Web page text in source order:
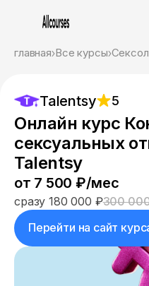
главная Все курсы
Talentsy 5
Онлайн курс
сексуальных
Talentsy
от 7 500 ₽/мес
сразу 180 000 ₽300
Перейти на сайт
Привет! Я Ваш
курсы, которые
целям.
Пожалуйста, ответьте
чтобы начать.
Приступим?